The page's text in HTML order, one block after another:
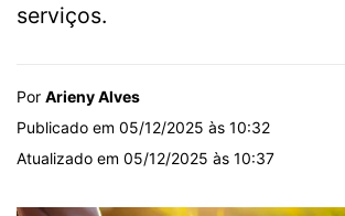
serviços.
Por Arieny Alves
Publicado em 05/12/2025 às 10:32
Atualizado em 05/12/2025 às 10:37